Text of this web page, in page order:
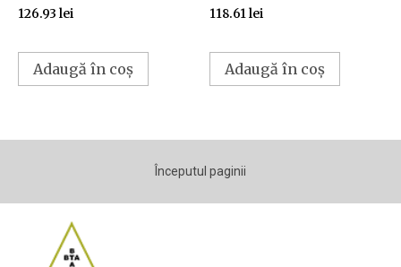
126.93 lei
Adaugă în coș
118.61lei
Adaugă în coș
Începutul paginii